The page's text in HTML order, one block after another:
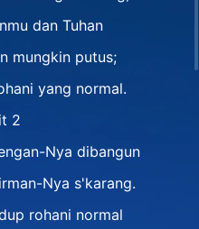
dan Tuhan
mungkin putus;
yang normal.
2
Nya dibangun
Nya s'karang.
rohani normal